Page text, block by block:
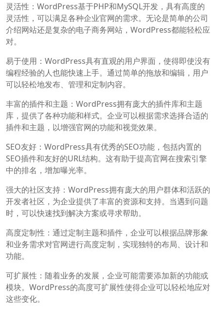
灵活性：WordPress基于PHP和MySQL开发，具有高度的
灵活性，可以满足各种企业官网的需求。无论是简单的公司
介绍网站还是复杂的电子商务网站，WordPress都能轻松应
对。
易于使用：WordPress具有直观的用户界面，使得即使没有
编程经验的人也能快速上手。通过简单的拖放和编辑，用户
可以轻松地发布、管理和定制内容。
丰富的插件和主题：WordPress拥有庞大的插件库和主题
库，提供了各种功能和样式。企业可以根据需求选择合适的
插件和主题，以增强官网的功能和视觉效果。
SEO友好：WordPress具有优秀的SEO功能，包括内置的
SEO插件和友好的URL结构。这有助于提高官网在搜索引擎
中的排名，增加曝光率。
强大的社区支持：WordPress拥有庞大的用户群体和活跃的
开发者社区，为企业提供了丰富的资源和支持。当遇到问题
时，可以快速找到解决方案或寻求帮助。
高度定制性：通过定制主题和插件，企业可以根据品牌形象
和业务需求对官网进行高度定制，实现独特的布局、设计和
功能。
可扩展性：随着业务的发展，企业可能需要添加新的功能或
模块。WordPress的高度可扩展性使得企业可以轻松地应对
这些变化。